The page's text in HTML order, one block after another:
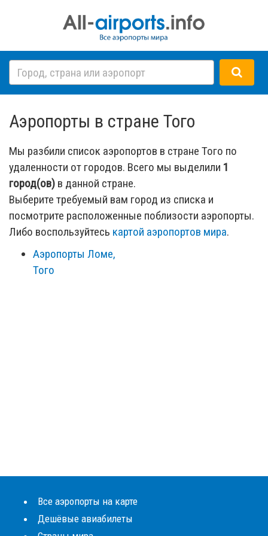
Аэропорты в стране Того
Мы разбили список аэропортов в стране Того по
удаленности от городов. Всего мы выделили 1
город(ов) в данной стране.
Выберите требуемый вам город из списка и
посмотрите расположенные поблизости аэропорты.
Либо воспользуйтесь картой аэропортов мира.
Аэропорты Ломе,
Того
Все аэропорты на карте
Дешёвые авиабилеты